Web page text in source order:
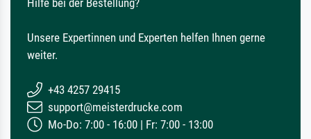
Hilfe bei der Bestellung?
Unsere Expertinnen und Experten helfen Ihnen gerne
weiter.
+43 4257 29415
support@meisterdrucke.com
Mo-Do: 7:00 - 16:00 | Fr: 7:00 - 13:00